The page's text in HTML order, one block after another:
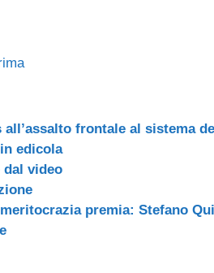
all’assalto frontale al sistema
edicola
video
premia: Stefano